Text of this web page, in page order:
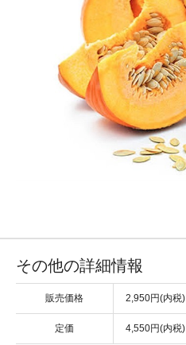
その他の詳細情報
販売価格 2,950円(内税)
定価 4,550円(内税)